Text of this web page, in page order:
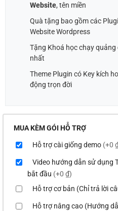
Website, tên miền
Quà tặng bao gồm các
Website Wordpress
Tặng Khoá học chạy quảng
nhất
Theme Plugin có Key kích
động trọn đời
MUA KÈM GÓI HỖ TRỢ
Hỗ trợ cài giống demo (+0
Video hướng dẫn sử dụng
bắt đầu (+0 ₫)
Hỗ trợ cơ bản (Chỉ trả lời
Hỗ trợ nâng cao (Hướng